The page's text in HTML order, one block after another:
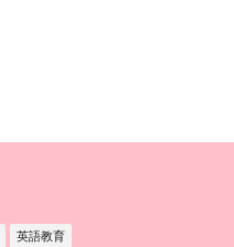
英語教育